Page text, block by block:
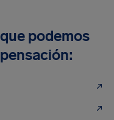
podemos